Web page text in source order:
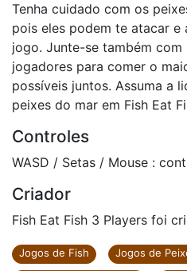
Tenha cuidado com os
pois eles podem te atacar e
jogo. Junte-se também com
jogadores para comer o
possíveis juntos. Assuma a
peixes do mar em Fish Eat
Controles
WASD / Setas / Mouse :
Criador
Fish Eat Fish 3 Players foi
Jogos de Fish
Jogos de